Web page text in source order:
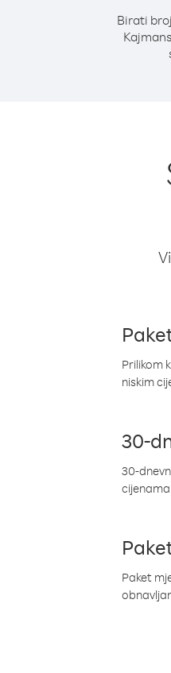
Birati
Prilikom
niskim
30-
30-
Paket